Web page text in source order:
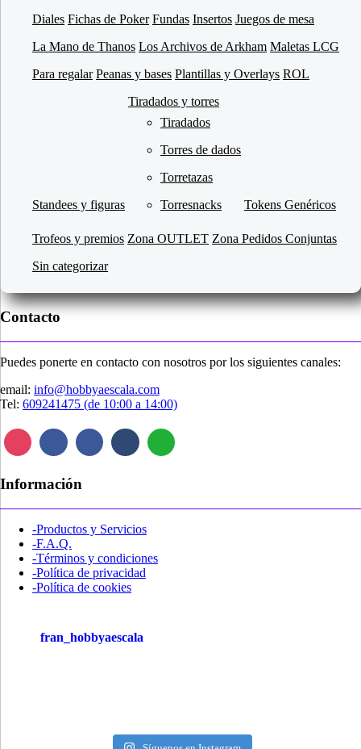
Diales Fichas de Poker Fundas Insertos Juegos de mesa
La Mano de Thanos Los Archivos de Arkham Maletas LCG
Para regalar Peanas y bases Plantillas y Overlays ROL
Standees y figuras
Tiradados y torres
Tiradados
Torres de dados
Torretazas
Torresnacks
Tokens Genéricos
Trofeos y premios Zona OUTLET Zona Pedidos Conjuntas
Sin categorizar
Contacto
Puedes ponerte en contacto con nosotros por los siguientes canales:
email: info@hobbyaescala.com
Tel: 609241475 (de 10:00 a 14:00)
Información
-Productos y Servicios
-F.A.Q.
-Términos y condiciones
-Política de privacidad
-Política de cookies
fran_hobbyaescala